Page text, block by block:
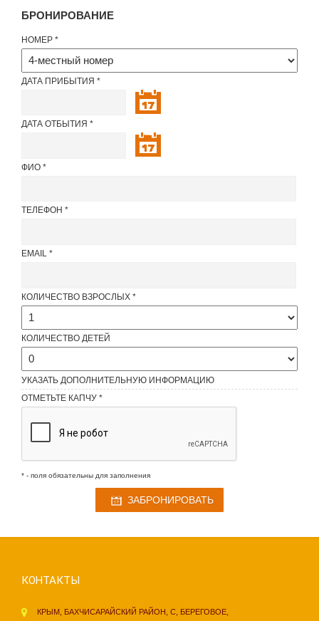
БРОНИРОВАНИЕ
НОМЕР
ДАТА ПРИБЫТИЯ
ДАТА ОТБЫТИЯ
ФИО
ТЕЛЕФОН
EMAIL
КОЛИЧЕСТВО ВЗРОСЛЫХ
КОЛИЧЕСТВО ДЕТЕЙ
УКАЗАТЬ ДОПОЛНИТЕЛЬНУЮ ИНФОРМАЦИЮ
ОТМЕТЬТЕ КАПЧУ *
* - поля обязательны для заполнения
ЗАБРОНИРОВАТЬ
КОНТАКТЫ
КРЫМ, БАХЧИСАРАЙСКИЙ РАЙОН, С, БЕРЕГОВОЕ,